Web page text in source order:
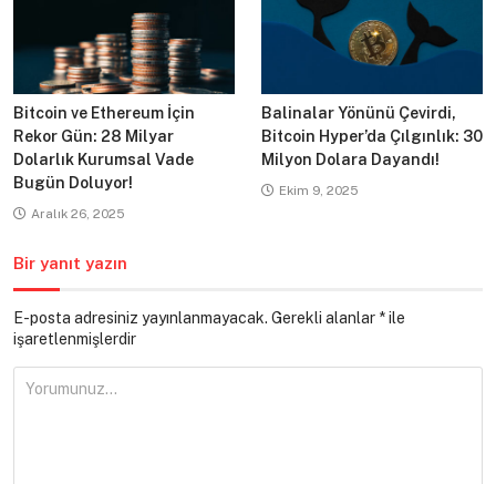
Bitcoin ve Ethereum İçin
Rekor Gün: 28 Milyar
Dolarlık Kurumsal Vade
Bugün Doluyor!
Aralık 26, 2025
Balinalar Yönünü Çevirdi,
Bitcoin Hyper’da Çılgınlık: 30
Milyon Dolara Dayandı!
Ekim 9, 2025
Bir yanıt yazın
E-posta adresiniz yayınlanmayacak. Gerekli alanlar *ile
işaretlenmişlerdir